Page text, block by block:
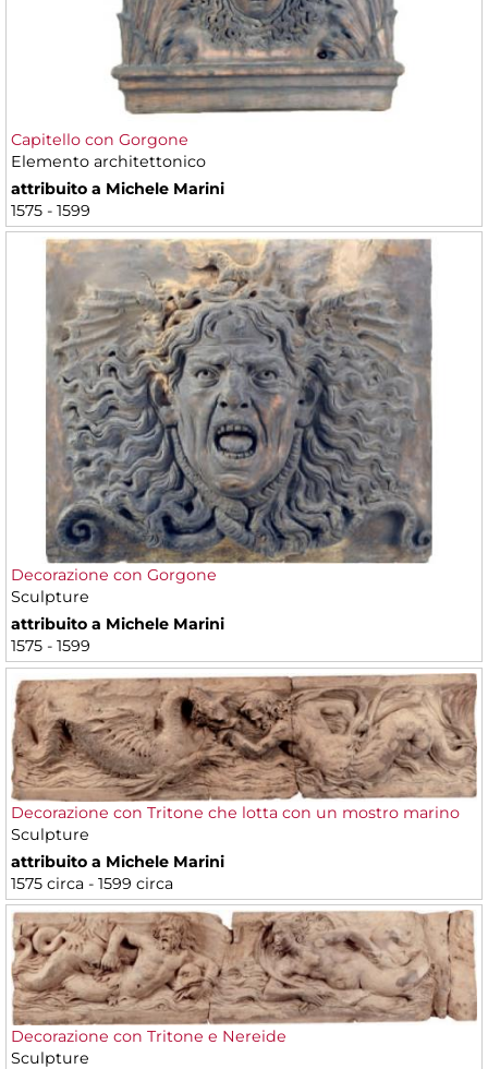
Capitello con Gorgone
Elemento architettonico
attribuito a Michele Marini
1575 - 1599
Decorazione con Gorgone
Sculpture
attribuito a Michele Marini
1575 - 1599
Decorazione con Tritone che lotta con un mostro marino
Sculpture
attribuito a Michele Marini
1575 circa - 1599 circa
Decorazione con Tritone e Nereide
Sculpture